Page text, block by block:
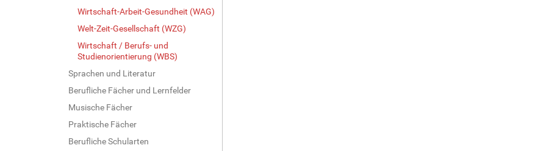
Wirtschaft-Arbeit-Gesundheit (WAG)
Welt-Zeit-Gesellschaft (WZG)
Wirtschaft / Berufs- und
Studienorientierung (WBS)
Sprachen und Literatur
Berufliche Fächer und Lernfelder
Musische Fächer
Praktische Fächer
Berufliche Schularten